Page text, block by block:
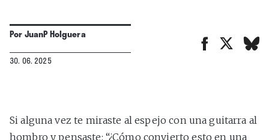
PorJuanP Holguera
30. 06. 2025
Si alguna vez te miraste al espejo con una guitarra al
hombro y pensaste: “¿Cómo convierto esto en una